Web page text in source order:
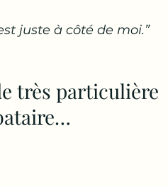
juste à côté de moi.”
très particulière